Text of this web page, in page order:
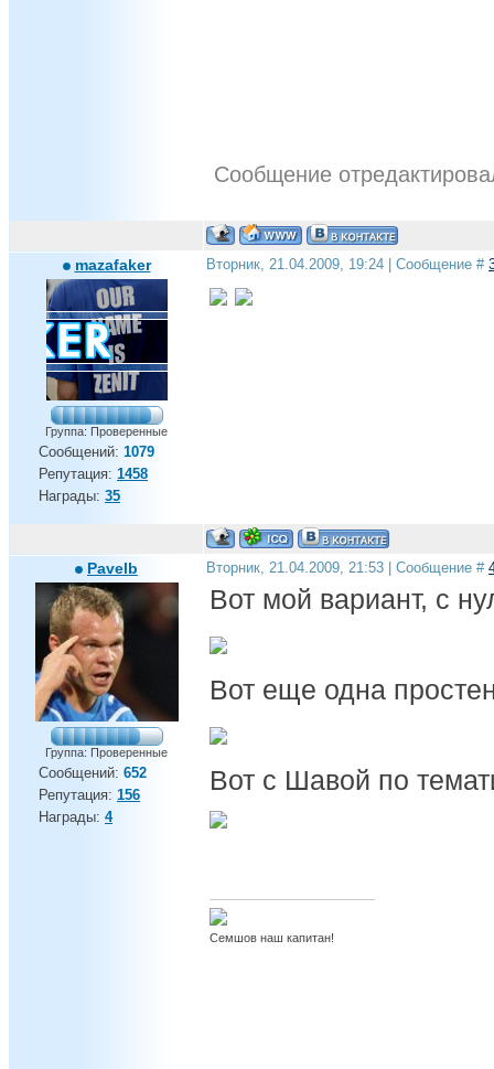
Сообщение
mazafaker
Группа: Проверенные
Сообщений: 1079
Репутация: 1458
Награды: 35
Вторник, 21.04.2009, 19:24 | Сообщение #
Pavelb
Группа: Проверенные
Сообщений: 652
Репутация: 156
Награды: 4
Вторник, 21.04.2009, 21:53 | Сообщение #
Вот мой вариант, с
Вот еще одна
Вот с Шавой по
Семшов наш капитан!